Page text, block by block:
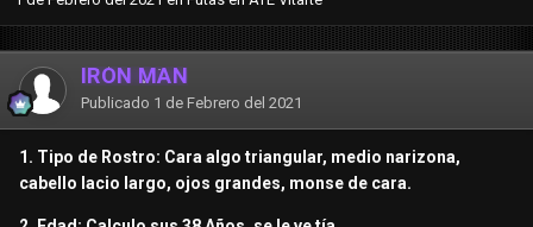
IRON MAN
Publicado 1 de Febrero del 2021
1. Tipo de Rostro: Cara algo triangular, medio narizona,
cabello lacio largo, ojos grandes, monse de cara.